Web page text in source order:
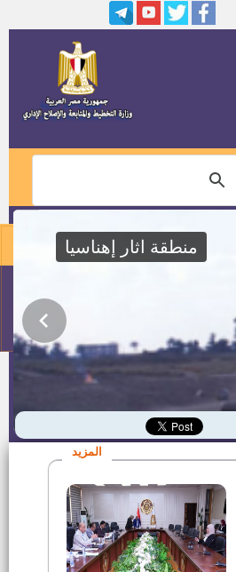
01018460099
منطقة اثار إهناسيا
المزيد
– مدير عام ميناء سفاجا. – مدير عام
-1 وظيفه باحث معاون ” معيد” -2
وظيفة باحث مساعد ” مدرس
تعيين حملة الماجستير والدكتوراه
اعتمادها حتى 30/6/2014
عدد اثنان سائق سياره ثالث
عدد 3 مهندس اتصالات وألكترونيات
ثان
مسئول خدمات مصرفية
الادارى للدوله
وظيفة سكرتير مدينة ببا